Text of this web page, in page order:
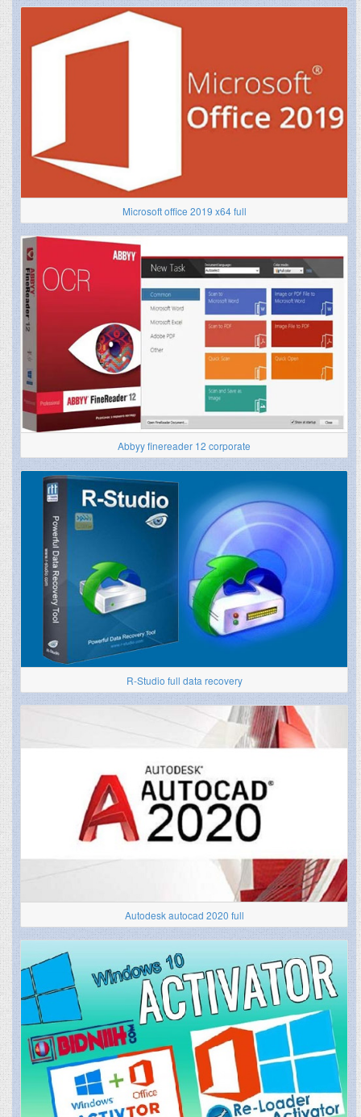
Microsoft office 2019 x64 full
Abbyy finereader 12 corporate
R-Studio full data recovery
Autodesk autocad 2020 full